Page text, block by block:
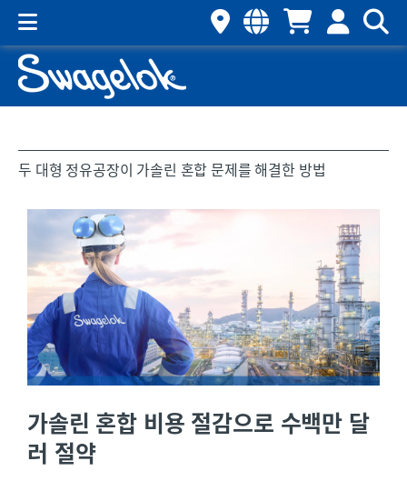
두 대형 정유공장이 가솔린 혼합 문제를 해결한 방법
가솔린 혼합 비용 절감으로 수백만 달
러 절약